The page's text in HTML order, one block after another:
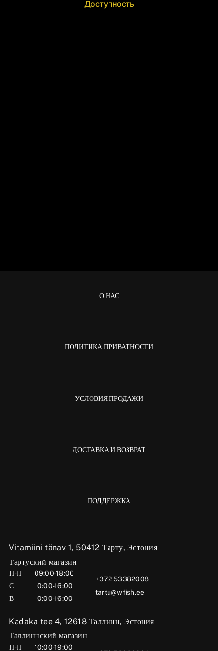
Доступность
Vitamiini tänav 1, 50412 Тарту, Эстония
Тартуский магазин
П-П
09:00-18:00
С
10:00-16:00
В
10:00-16:00
+372 53382008
tartu@wfish.ee
Kadaka tee 4, 12618 Таллинн, Эстония
Таллиннский магазин
П-П 10:00-19:00
О НАС
ПОЛИТИКА ПРИВАТНОСТИ
УСЛОВИЯ ПРОДАЖИ
ДОСТАВКА И ВОЗВРАТ
ПОДДЕРЖКА